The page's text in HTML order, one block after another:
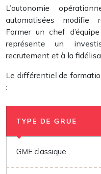
L’autonomie
automatisées modifie
Former un chef
représente un
recrutement et à la
Le différentiel de
:
TYPE DE GRUE
GME classique